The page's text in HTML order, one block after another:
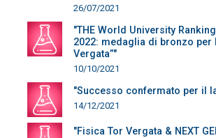
26/07/2021
"THE World University
2022: medaglia di bronzo per
Vergata”"
10/10/2021
"Successo confermato per il
14/12/2021
"Fisica Tor Vergata & NEXT